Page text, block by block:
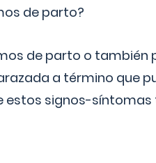
de parto?
de parto o
a término que
estos signos-